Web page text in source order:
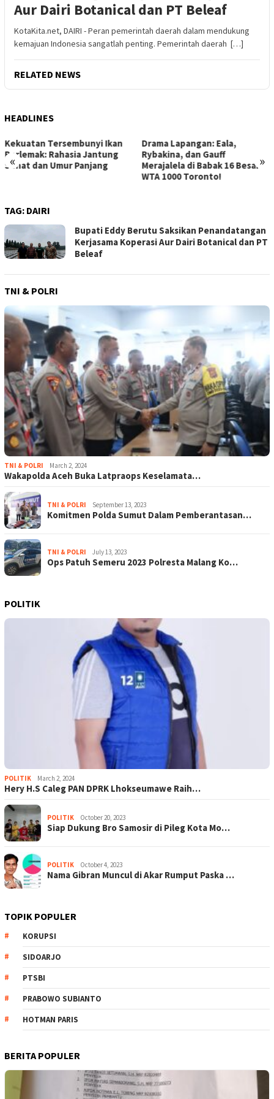
Aur Dairi Botanical dan PT Beleaf
KotaKita.net, DAIRI - Peran pemerintah daerah dalam mendukung
kemajuan Indonesia sangatlah penting. Pemerintah daerah […]
RELATED NEWS
HEADLINES
« »
Drama Lapangan: Eala,
Rybakina, dan Gauff
Merajalela di Babak 16 Besar
Strategi Jitu Memenangkan
Lelang Mobil Bekas: Hindari
Kerugian, Raih Keuntungan
Maksimal!
TAG: DAIRI
Bupati Eddy Berutu Saksikan Penandatangan
Kerjasama Koperasi Aur Dairi Botanical dan PT
Beleaf
TNI & POLRI
TNI & POLRI March 2, 2024
Wakapolda Aceh Buka Latpraops Keselamata…
TNI & POLRI September 13, 2023
Komitmen Polda Sumut Dalam Pemberantasan…
TNI & POLRI July 13, 2023
Ops Patuh Semeru 2023 Polresta Malang Ko…
POLITIK
POLITIK March 2, 2024
Hery H.S Caleg PAN DPRK Lhokseumawe Raih…
POLITIK October 20, 2023
Siap Dukung Bro Samosir di Pileg Kota Mo…
POLITIK October 4, 2023
Nama Gibran Muncul di Akar Rumput Paska …
TOPIK POPULER
KORUPSI
SIDOARJO
PTSBI
PRABOWO SUBIANTO
HOTMAN PARIS
BERITA POPULER